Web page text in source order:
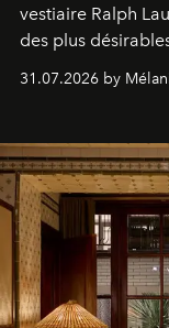
vestiaire Ralph
des plus
31.07.2026 by